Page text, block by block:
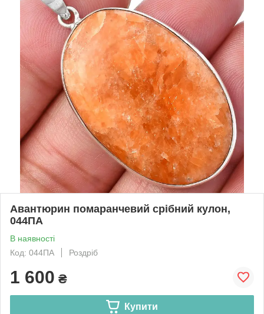
Авантюрин помаранчевий срібний кулон,
044ПА
В наявності
Код: 044ПА
Роздріб
1 600 ₴
Купити